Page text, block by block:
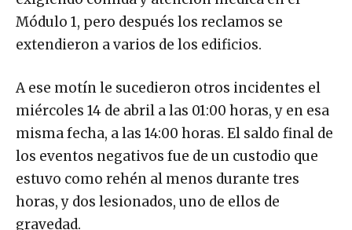
Módulo 1, pero después los reclamos se
extendieron a varios de los edificios.
A ese motín le sucedieron otros incidentes el
miércoles 14 de abril a las 01:00 horas, y en esa
misma fecha, a las 14:00 horas. El saldo final de
los eventos negativos fue de un custodio que
estuvo como rehén al menos durante tres
horas, y dos lesionados, uno de ellos de
gravedad.